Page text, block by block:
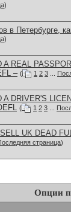
)
в Петербурге,
)
A REAL
– ( 1 2 3
A DRIVER'S
( 1 2 3
UK DEAD
страница)
Опции